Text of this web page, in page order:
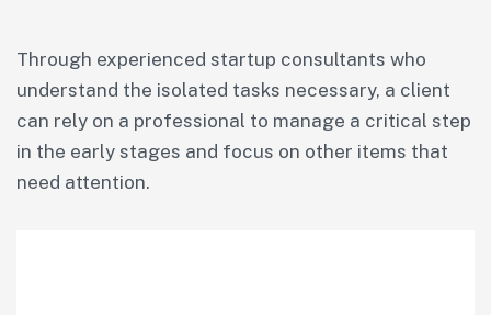
Through experienced startup consultants who
understand the isolated tasks necessary, a client
can rely on a professional to manage a critical step
in the early stages and focus on other items that
need attention.